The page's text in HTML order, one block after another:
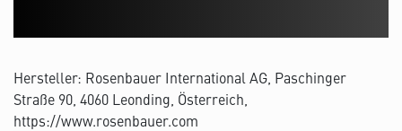
Hersteller: Rosenbauer International AG, Paschinger
Straße 90, 4060 Leonding, Österreich,
https://www.rosenbauer.com